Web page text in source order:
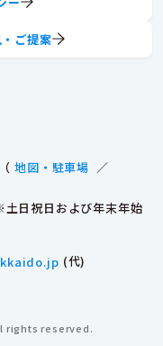
地図・駐車場 ／
日祝日および年末年始
(代)
ご提案
rights reserved.